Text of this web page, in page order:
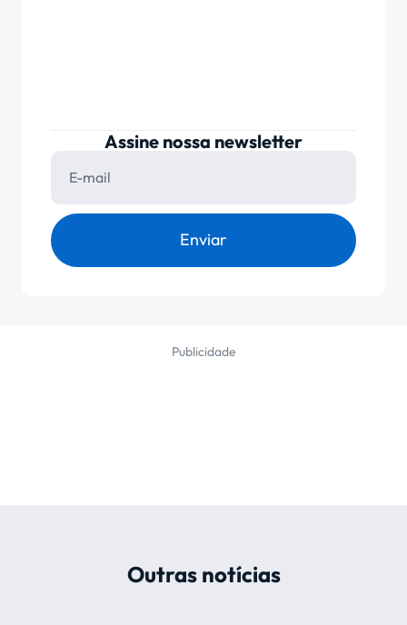
Assine nossa newsletter
Enviar
Publicidade
Outras notícias